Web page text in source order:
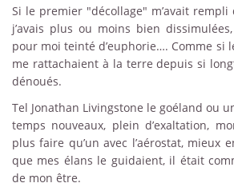
Si le premier "décollage" m’avait rempli
j’avais plus ou moins bien
pour moi teinté d’euphorie…. Comme si
me rattachaient à la terre depuis si
dénoués.
Tel Jonathan Livingstone le goéland ou
temps nouveaux, plein d’exaltation,
plus faire qu’un avec l’aérostat, mieux
que mes élans le guidaient, il était
de mon être.